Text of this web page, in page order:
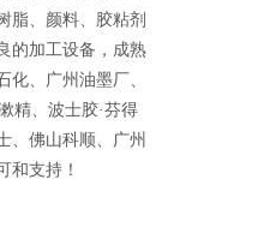
脂、颜料、胶粘剂
的加工设备，成熟
、广州油墨厂、
精、波士胶·芬得
、佛山科顺、广州
和支持！